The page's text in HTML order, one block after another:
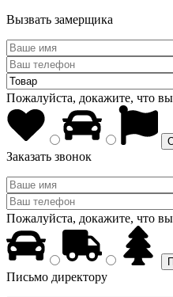
Вызвать замерщика
Пожалуйста, докажите, что
Заказать звонок
Пожалуйста, докажите, что
Письмо директору